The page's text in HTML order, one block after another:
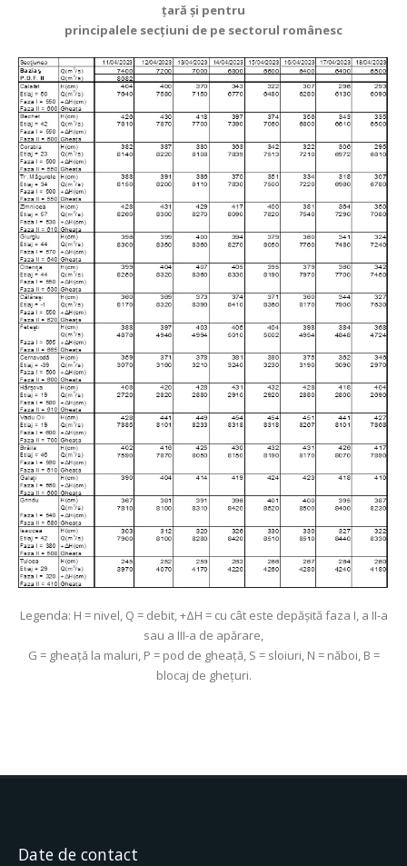
ţară şi pentru
principalele secţiuni de pe sectorul românesc
Legenda: H = nivel, Q = debit, +ΔH = cu cât este depăşită faza I, a II-a
sau a III-a de apărare,
G = gheaţă la maluri, P = pod de gheaţă, S = sloiuri, N = năboi, B =
blocaj de gheţuri.
Date de contact